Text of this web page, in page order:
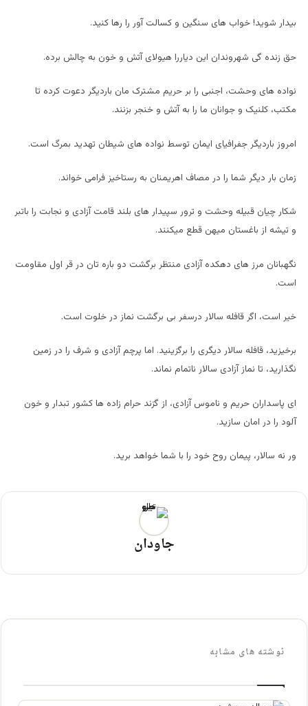
بیدار شوید! خواب های سنگین و کسالت آور را رها کنید.
حق زنده گی شهروندان این دیاررا هیولای آتش و خون به چالش برده.
نواده های وحشت، اجنبی را بر حریم مشترک مان باردیگر دعوت کرده تا
مکتب، کلنیک و جوانان ما را به آتش و خنجر بزنند.
امروز باردیگر جفرافیای ایمان توسط نواده های شیطان تهدید بمرگ است.
زمان بار دیگر شما را در مصاف اهریمنان به رستاخیز فرامی خواند.
شکار چیان قبیله وحشت و ترور سپیدار های بلند قامت آزادی و نجابت را باتبر
و تیشه از باغستان میهن قطع میکنند.
نگهبانان مرز های دهکده آزادی منتظر برگشت دو باره تان در قر اول مقاومت
است.
خیر است، اگر قافله سالار درسفر بی برگشت نماز در خلوت است.
برخیزید، قافله سالار دیگری را برگزینید. اما پرچم آزادی و شرف را در زمین
نگذارید، تا نماز آزادی سالار ناتمام نماند.
ای پاسداران حریم و ناموس آزادی، از گزند حرام زاده ها کشور تبدار و خون
آلود را در امان سازید.
ور نه سالار، پیمان روح خود را با شما خواهد برید.
جاودان
نوشته های مشابه